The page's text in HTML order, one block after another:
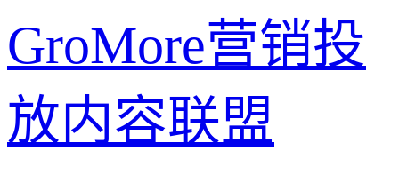
GroMore营销投
放内容联盟